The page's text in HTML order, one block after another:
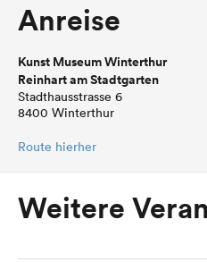
Anreise
Kunst Museum Winterthur
Reinhart am Stadtgarten
Stadthausstrasse 6
8400 Winterthur
Route hierher
Weitere